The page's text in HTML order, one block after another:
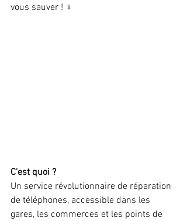
vous sauver ! ‍♀️
C'est quoi ?
Un service révolutionnaire de réparation
de téléphones, accessible dans les
gares, les commerces et les points de